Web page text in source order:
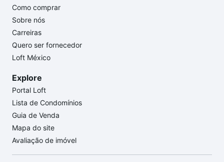
Como comprar
Sobre nós
Carreiras
Quero ser fornecedor
Loft México
Explore
Portal Loft
Lista de Condomínios
Guia de Venda
Mapa do site
Avaliação de imóvel